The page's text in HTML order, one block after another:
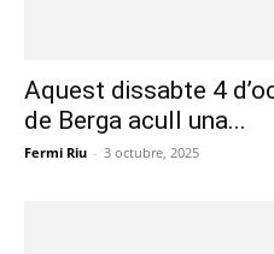
Aquest dissabte 4
de Berga acull una...
Fermi Riu - 3 octubre, 2025